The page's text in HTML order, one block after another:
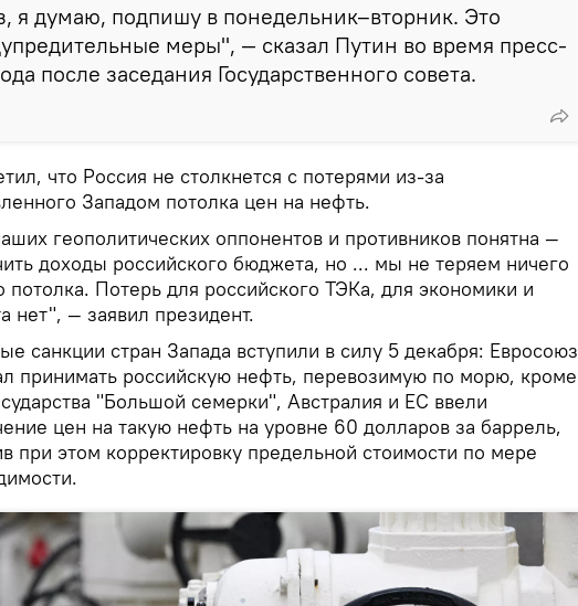
я думаю, подпишу в понедельник–вторник. Это
меры", — сказал Путин во время пресс-
после заседания Государственного совета.
что Россия не столкнется с потерями из-за
Западом потолка цен на нефть.
геополитических оппонентов и противников понятна —
доходы российского бюджета, но ... мы не теряем ничего
потолка. Потерь для российского ТЭКа, для экономики и
нет", — заявил президент.
санкции стран Запада вступили в силу 5 декабря: Евросоюз
принимать российскую нефть, перевозимую по морю, кроме
"Большой семерки", Австралия и ЕС ввели
цен на такую нефть на уровне 60 долларов за баррель,
при этом корректировку предельной стоимости по мере